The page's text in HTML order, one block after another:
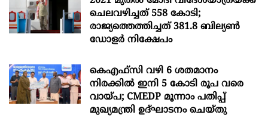
ചെലവഴിച്ചത് 558 കോടി;
രാജ്യത്തെത്തിച്ചത് 381.8 ബില്യൺ
ഡോളർ നിക്ഷേപം
കെഎഫ്സി വഴി 6 ശതമാനം
നിരക്കിൽ ഇനി 5 കോടി രൂപ വരെ
വായ്പ; CMEDP മൂന്നാം പതിപ്പ്
മുഖ്യമന്ത്രി ഉദ്ഘാടനം ചെയ്തു